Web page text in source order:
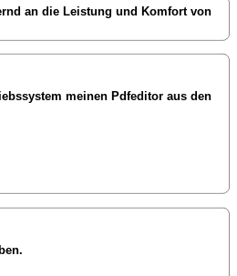
an die Leistung und Komfort von
meinen Pdfeditor aus den